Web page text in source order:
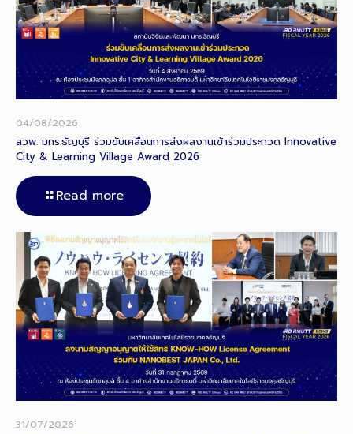
04/08/2026
สวพ. มทร.ธัญบุรี ร่วมขับเคลื่อนการส่งผลงานเข้าร่วมประกวด Innovative
City & Learning Village Award 2026
Read more
31/07/2026